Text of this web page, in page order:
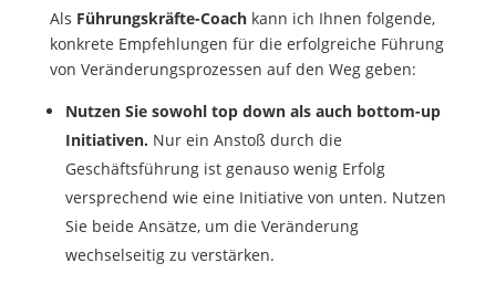
Als Führungskräfte-Coachkann ich Ihnen folgende,
konkrete Empfehlungen für die erfolgreiche Führung
von Veränderungsprozessen auf den Weg geben:
Nutzen Sie sowohl top down als auch bottom-up
Initiativen. Nur ein Anstoß durch die
Geschäftsführung ist genauso wenig Erfolg
versprechend wie eine Initiative von unten. Nutzen
Sie beide Ansätze, um die Veränderung
wechselseitig zu verstärken.